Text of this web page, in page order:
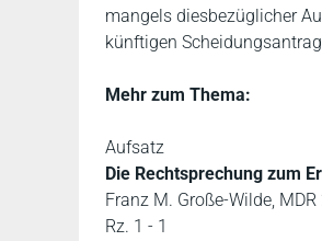
mangels diesbezüglicher
künftigen
Mehr zum Thema:
Aufsatz
Die Rechtsprechung zum
Franz M. Große-Wilde,
Rz. 1 - 1